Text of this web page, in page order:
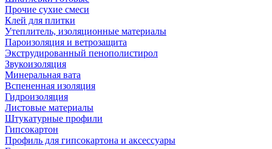
Прочие сухие смеси
Клей для плитки
Утеплитель, изоляционные материалы
Пароизоляция и ветрозащита
Экструдированный пенополистирол
Звукоизоляция
Минеральная вата
Вспененная изоляция
Гидроизоляция
Листовые материалы
Штукатурные профили
Гипсокартон
Профиль для гипсокартона и аксессуары